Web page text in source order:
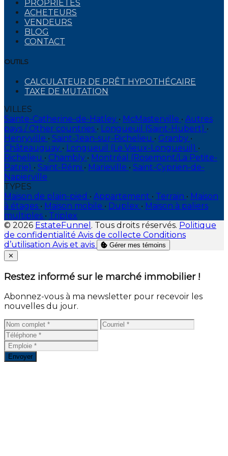
PROPRIETES
ACHETEURS
VENDEURS
BLOG
CONTACT
OUTILS
CALCULATEUR DE PRÊT HYPOTHÉCAIRE
TAXE DE MUTATION
VILLES
Sainte-Catherine-de-Hatley • McMasterville • Autres
pays / Other countries • Longueuil (Saint-Hubert) •
Henryville • Saint-Jean-sur-Richelieu • Granby •
Châteauguay • Longueuil (Le Vieux-Longueuil) •
Richelieu • Chambly • Montréal (Rosemont/La Petite-
Patrie) • Saint-Rémi • Marieville • Saint-Cyprien-de-
Napierville
TYPES
Maison de plain-pied • Appartement • Terrain • Maison
à étages • Maison mobile • Duplex • Maison à paliers
multiples • Triplex
© 2026 EstateFunnel . Tous droits réservés. Politique
de confidentialité Avis de collecte Conditions
d’utilisation Avis et avis
Gérer mes témoins
Close
✕
Restez informé sur le marché immobilier !
Abonnez-vous à ma newsletter pour recevoir les
nouvelles du jour.
Envoyer